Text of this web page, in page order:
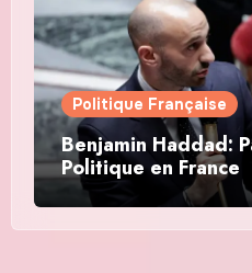
Politique Française
Benjamin Haddad:
Politique en France